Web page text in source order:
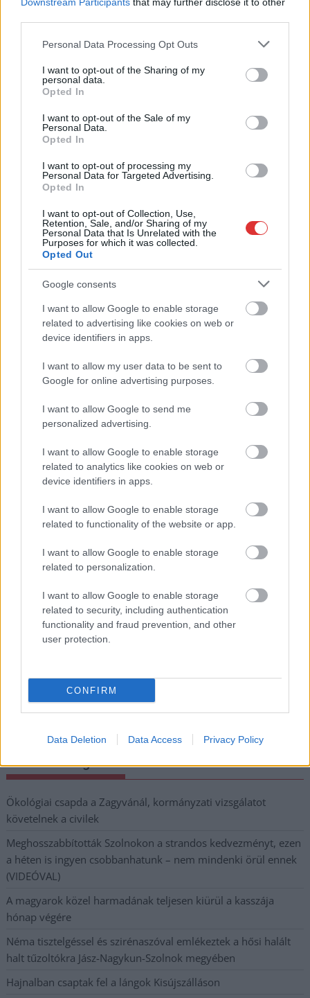
Please note that this website/app uses one or more Google
not limited to your visit or usage behaviour. You may click to
grant or deny consent to Google and its third-party tags to
use your data for below specified purposes in below Google
consent section.
Personal Data Processing Opt Outs
I want to opt-out of the Sharing of my
personal data.
Opted In
I want to opt-out of the Sale of my
Personal Data.
Opted In
I want to opt-out of processing my
Personal Data for Targeted Advertising.
Opted In
I want to opt-out of Collection, Use,
Retention, Sale, and/or Sharing of my
Personal Data that Is Unrelated with the
Purposes for which it was collected.
Opted Out
Google consents
I want to allow Google to enable storage
related to advertising like cookies on web or
device identifiers in apps.
I want to allow my user data to be sent to
Google for online advertising purposes.
I want to allow Google to send me
personalized advertising.
I want to allow Google to enable storage
related to analytics like cookies on web or
device identifiers in apps.
I want to allow Google to enable storage
related to functionality of the website or app.
I want to allow Google to enable storage
related to personalization.
I want to allow Google to enable storage
related to security, including authentication
functionality and fraud prevention, and other
user protection.
CONFIRM
Data Deletion Data Access Privacy Policy
rendőrségen, hogy
2022. július 8-án
délután rablás áldozata
Jászjákóhalmán
mert nem tud járni, annyira fáj a lába. A fuvart megköszönve
az utas beinvitálta a házba jótevőjét, majd belülről bezárta az
ahol felszólították, hogy pakolja ki a zsebeit. Mivel ennek nem
tett eleget, a fiatalabb házigazda egy vascsővel az oldalán
TOVÁBB OLVASOM
Kék hírek Jász-Nagykun-Szolnok
Hírlevél feliratkozás
Adja meg keresztnevét:
Adja
meg e-mail címét:
Megismertem és elfogadom aGDPR-szabályzat
Nem szeretne lemaradni semmiről? Csak egy kattintás, és hírlevelünk a
legfrissebb információkkal és exkluzív tartalmakkal hétről hétre
postaládájába érkezik!
A SZOL24 legfrissebb 24 cikke
Ökológiai csapda a Zagyvánál, kormányzati vizsgálatot
követelnek a civilek
Meghosszabbították Szolnokon a strandos kedvezményt, ezen
a héten is ingyen csobbanhatunk – nem mindenki örül ennek
(VIDEÓVAL)
A magyarok közel harmadának teljesen kiürül a kasszája
hónap végére
Néma tisztelgéssel és szirénaszóval emlékeztek a hősi halált
halt tűzoltókra Jász-Nagykun-Szolnok megyében
Hajnalban csaptak fel a lángok Kisújszálláson